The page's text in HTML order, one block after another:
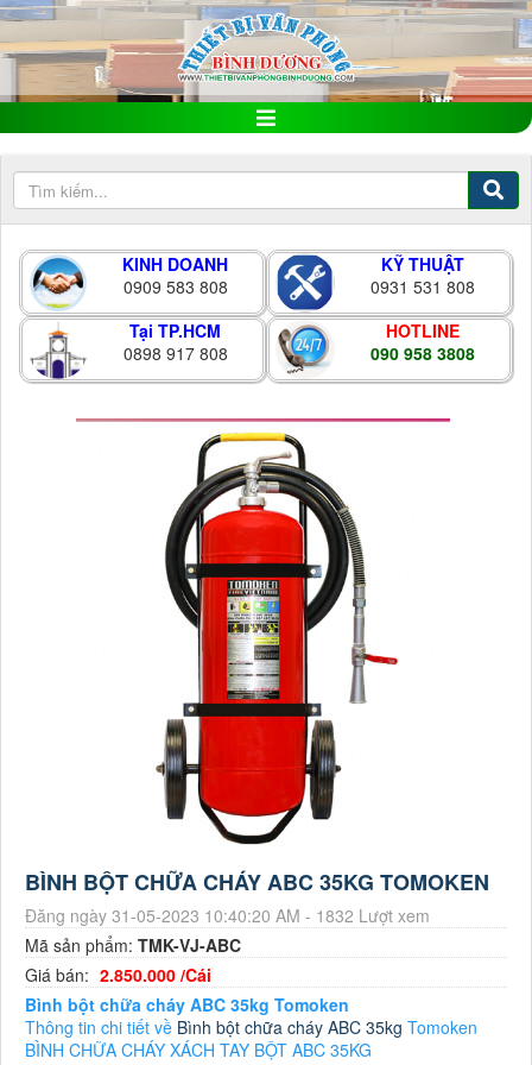
KINH DOANH
0909 583 808
KỸ THUẬT
0931 531 808
Tại TP.HCM
0898 917 808
HOTLINE
090 958 3808
BÌNH BỘT CHỮA CHÁY ABC 35KG TOMOKEN
Đăng ngày 31-05-2023 10:40:20 AM - 1832 Lượt xem
Mã sản phẩm: TMK-VJ-ABC
Giá bán: 2.850.000 /Cái
Bình bột chữa cháy ABC 35kg Tomoken
Thông tin chi tiết về Bình bột chữa cháy ABC 35kg Tomoken
BÌNH CHỮA CHÁY XÁCH TAY BỘT ABC 35KG